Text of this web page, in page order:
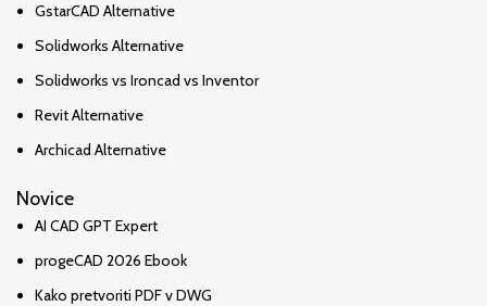
GstarCAD Alternative
Solidworks Alternative
Solidworks vs Ironcad vs Inventor
Revit Alternative
Archicad Alternative
Novice
AI CAD GPT Expert
progeCAD 2026 Ebook
Kako pretvoriti PDF v DWG